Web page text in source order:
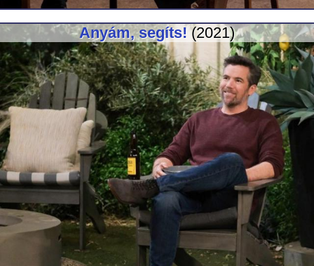
Anyám, segíts! (2021)